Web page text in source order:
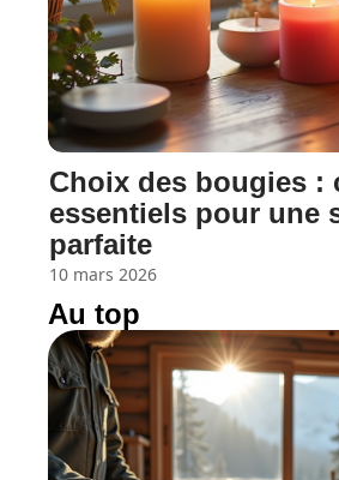
Choix des bougies :
essentiels pour une
parfaite
10 mars 2026
Au top